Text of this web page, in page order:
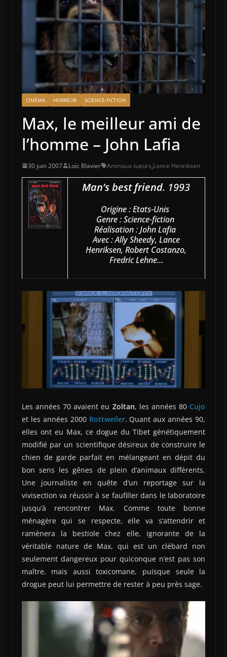
CINÉMA HORREUR SCIENCE-FICTION
Max, le meilleur ami de
l’homme – John Lafia
30 juin 2007 Loïc Blavier Animaux tueurs,Lance Henriksen
Man’s best friend. 1993
Origine : Etats-Unis
Genre : Science-fiction
Réalisation : John Lafia
Avec : Ally Sheedy, Lance
Henriksen, Robert Costanzo,
Fredric Lehne…
Les années 70 avaient eu Zoltan, les années 80 Cujo
et les années 2000 Rottweiler. Quant aux années 90,
elles ont eu Max, ce dogue du Tibet génétiquement
modifié par un scientifique désireux de construire le
chien de garde parfait en mélangeant en dépit du
bon sens les gênes de plein d’animaux différents.
Une journaliste en quête d’un reportage sur la
vivisection va réussir à se faufiller dans le laboratoire
jusqu’à rencontrer Max. Comme toute bonne
ménagère qui se respecte, elle va s’attendrir et
ramènera la bestiole chez elle, ignorante de la
véritable nature de Max, qui est un clébard non
seulement dangereux pour quiconque n’est pas son
maître, mais aussi toxicomane, puisque seule la
drogue peut lui permettre de rester à peu près sage.